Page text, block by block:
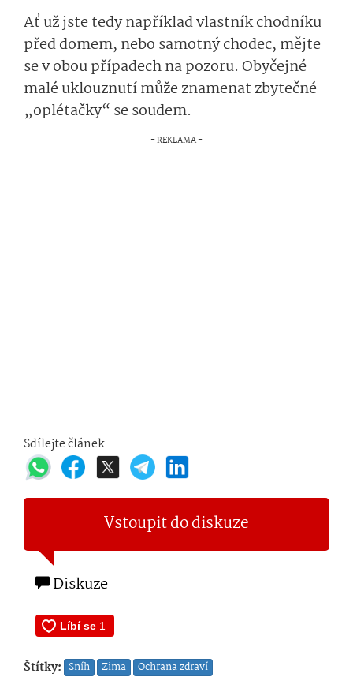
Ať už jste tedy například vlastník chodníku
před domem, nebo samotný chodec, mějte
se v obou případech na pozoru. Obyčejné
malé uklouznutí může znamenat zbytečné
„oplétačky“ se soudem.
Sdílejte článek
Vstoupit do diskuze
Diskuze
Štítky: Sníh Zima Ochrana zdraví